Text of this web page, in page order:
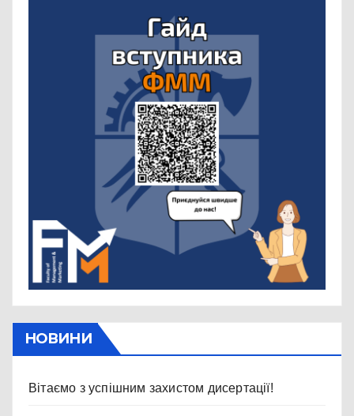
НОВИНИ
Вітаємо з успішним захистом дисертації!